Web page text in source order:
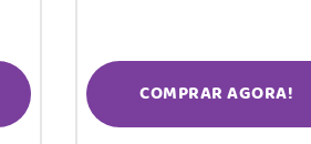
COMPRAR AGORA!